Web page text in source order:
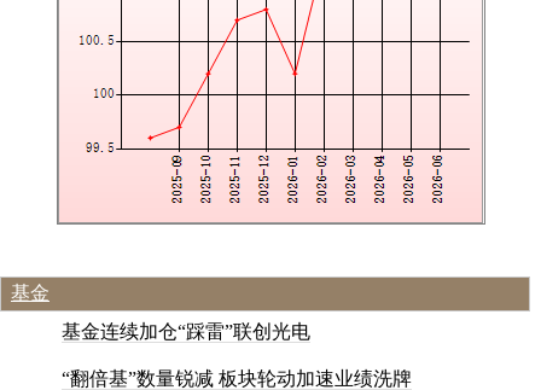
基金
基金连续加仓“踩雷”联创 光电
“翻倍基”数量锐减 板块轮动加速业绩洗牌